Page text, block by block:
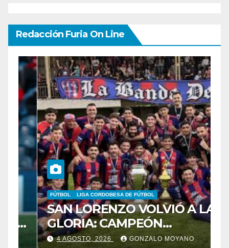
Redacción Furia On Line
FÚTBOL LIGA CORDOBESA DE FÚTBOL
SAN LORENZO VOLVIÓ A LA
GLORIA: CAMPEÓN
DESPUÉS DE 42 AÑOS
4 AGOSTO, 2026 GONZALO MOYANO